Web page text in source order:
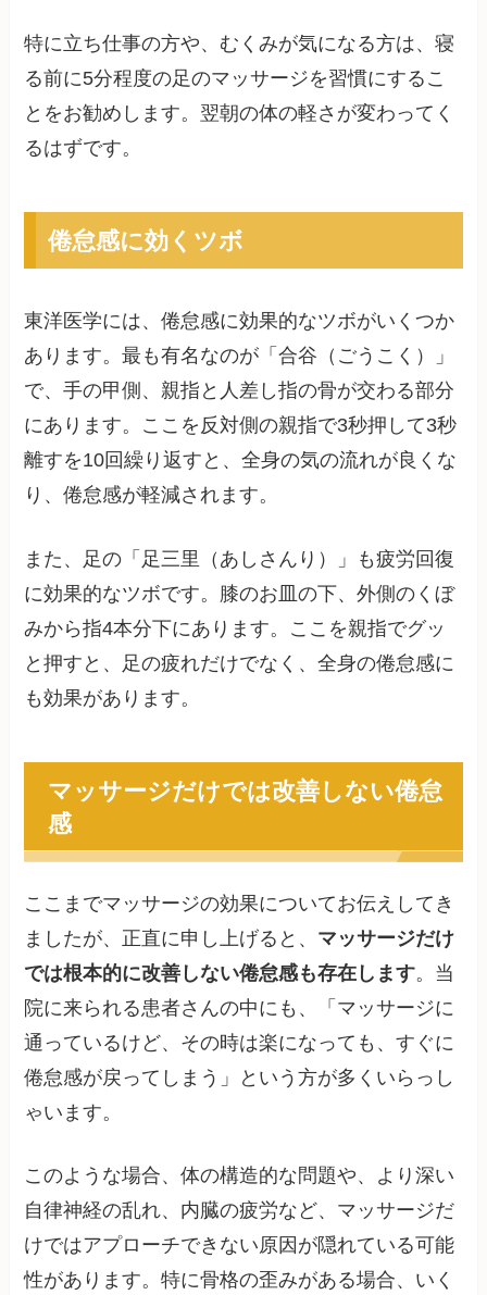
特に立ち仕事の方や、むくみが気になる方は、寝
る前に5分程度の足のマッサージを習慣にするこ
とをお勧めします。翌朝の体の軽さが変わってく
るはずです。
倦怠感に効くツボ
東洋医学には、倦怠感に効果的なツボがいくつか
あります。最も有名なのが「合谷（ごうこく）」
で、手の甲側、親指と人差し指の骨が交わる部分
にあります。ここを反対側の親指で3秒押して3秒
離すを10回繰り返すと、全身の気の流れが良くな
り、倦怠感が軽減されます。
また、足の「足三里（あしさんり）」も疲労回復
に効果的なツボです。膝のお皿の下、外側のくぼ
みから指4本分下にあります。ここを親指でグッ
と押すと、足の疲れだけでなく、全身の倦怠感に
も効果があります。
マッサージだけでは改善しない倦怠
感
ここまでマッサージの効果についてお伝えしてき
ましたが、正直に申し上げると、 マッサージだけ
では根本的に改善しない倦怠感も存在します。当
院に来られる患者さんの中にも、「マッサージに
通っているけど、その時は楽になっても、すぐに
倦怠感が戻ってしまう」という方が多くいらっし
ゃいます。
このような場合、体の構造的な問題や、より深い
自律神経の乱れ、内臓の疲労など、マッサージだ
けではアプローチできない原因が隠れている可能
性があります。特に骨格の歪みがある場合、いく